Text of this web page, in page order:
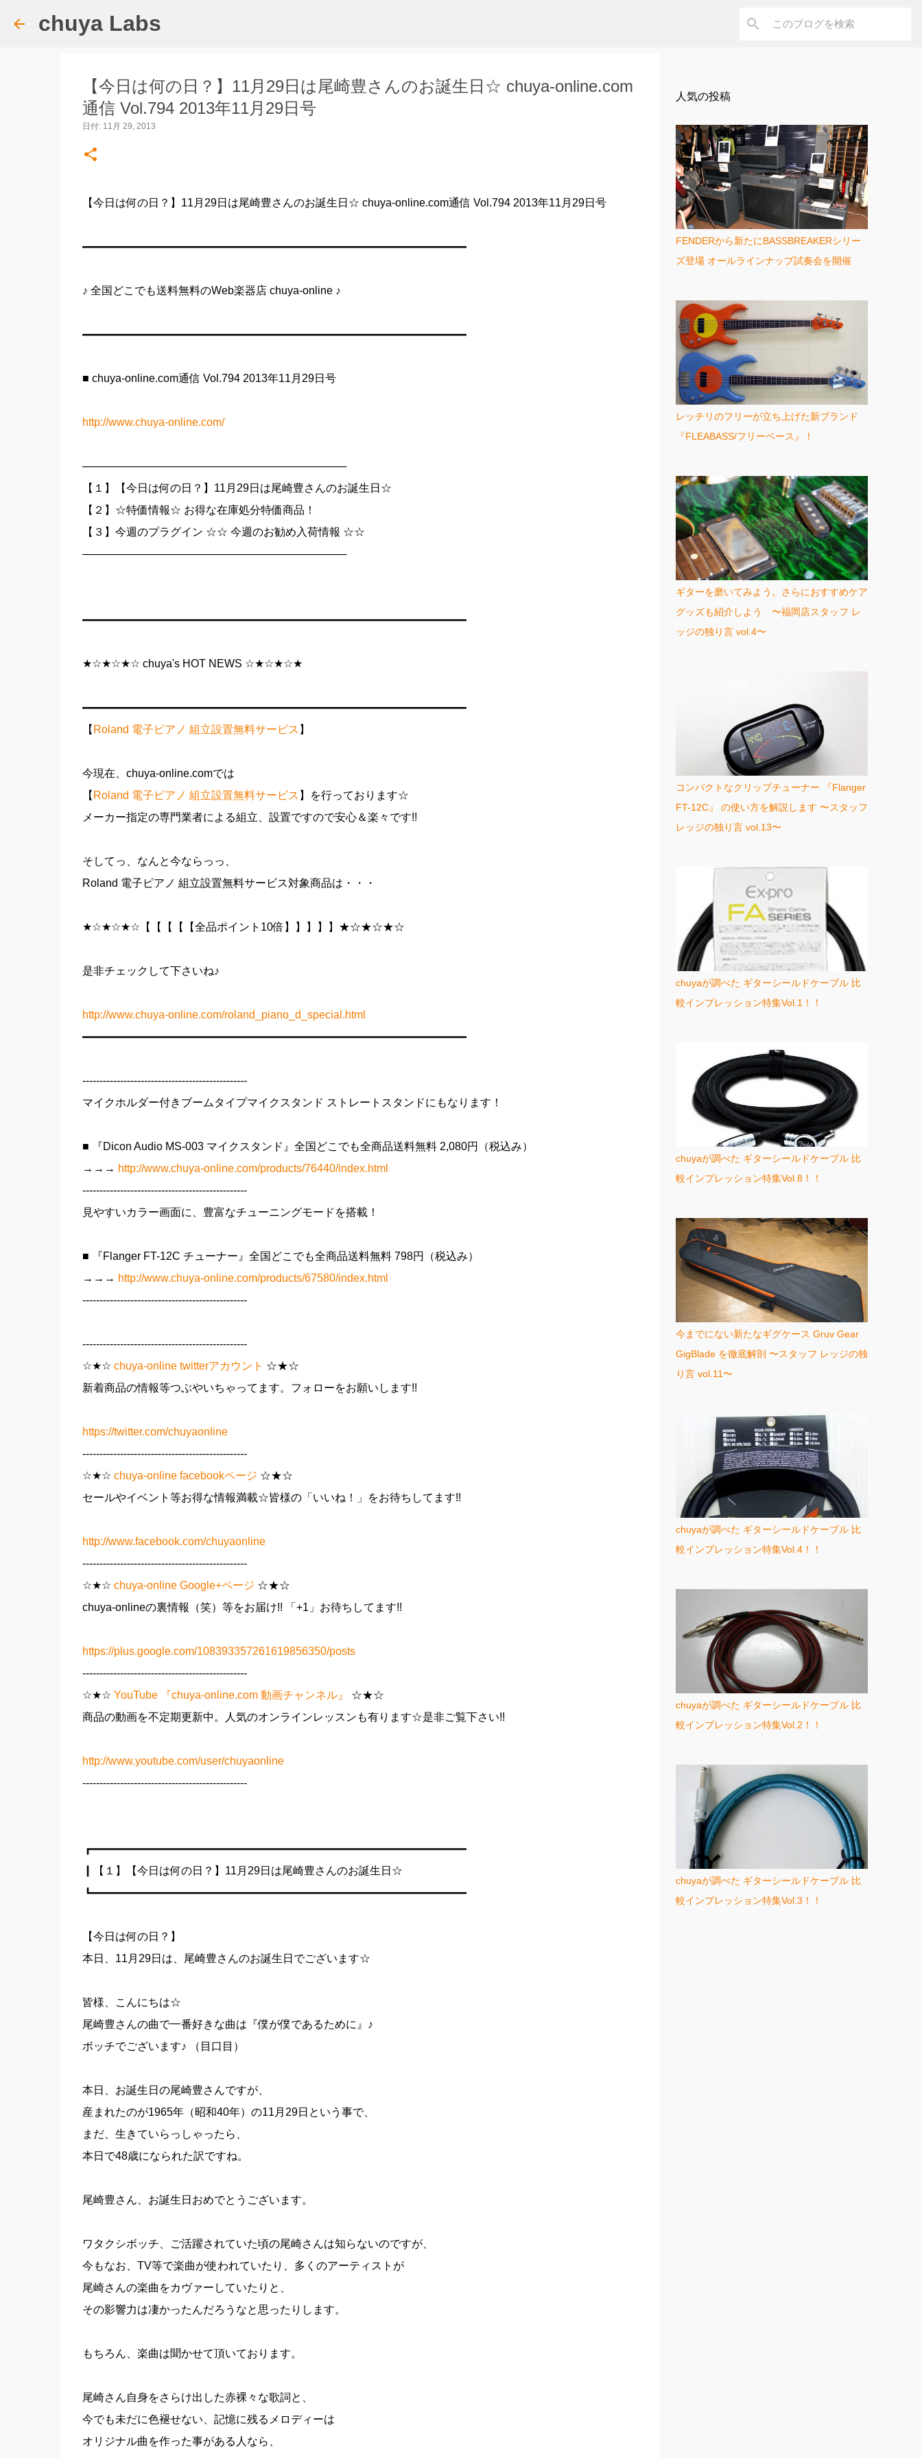
chuya Labs
【今日は何の日？】11月29日は尾崎豊さんのお誕生日☆ chuya-online.com
通信 Vol.794 2013年11月29日号
日付: 11月 29, 2013
【今日は何の日？】11月29日は尾崎豊さんのお誕生日☆ chuya-online.com通信 Vol.794 2013年11月29日号
━━━━━━━━━━━━━━━━━━━━━━━━━━━━━━━━━━━
♪ 全国どこでも送料無料のWeb楽器店 chuya-online ♪
━━━━━━━━━━━━━━━━━━━━━━━━━━━━━━━━━━━
■ chuya-online.com通信 Vol.794 2013年11月29日号
http://www.chuya-online.com/
───────────────────────────────────
【１】【今日は何の日？】11月29日は尾崎豊さんのお誕生日☆
【２】☆特価情報☆ お得な在庫処分特価商品！
【３】今週のプラグイン ☆☆ 今週のお勧め入荷情報 ☆☆
───────────────────────────────────
━━━━━━━━━━━━━━━━━━━━━━━━━━━━━━━━━━━
★☆★☆★☆ chuya's HOT NEWS ☆★☆★☆★
━━━━━━━━━━━━━━━━━━━━━━━━━━━━━━━━━━━
【 Roland 電子ピアノ 組立設置無料サービス 】
今現在、chuya-online.comでは
【 Roland 電子ピアノ 組立設置無料サービス 】を行っております☆
メーカー指定の専門業者による組立、設置ですので安心＆楽々です!!
そしてっ、なんと今ならっっ、
Roland 電子ピアノ 組立設置無料サービス対象商品は・・・
★☆★☆★☆【【【【【全品ポイント10倍】】】】】★☆★☆★☆
是非チェックして下さいね♪
http://www.chuya-online.com/roland_piano_d_special.html
━━━━━━━━━━━━━━━━━━━━━━━━━━━━━━━━━━━
------------------------------------------------
マイクホルダー付きブームタイプマイクスタンド ストレートスタンドにもなります！
■ 『Dicon Audio MS-003 マイクスタンド』全国どこでも全商品送料無料 2,080円（税込み）
→→→ http://www.chuya-online.com/products/76440/index.html
------------------------------------------------
見やすいカラー画面に、豊富なチューニングモードを搭載！
■ 『Flanger FT-12C チューナー』全国どこでも全商品送料無料 798円（税込み）
→→→ http://www.chuya-online.com/products/67580/index.html
------------------------------------------------
------------------------------------------------
☆★☆ chuya-online twitterアカウント ☆★☆
新着商品の情報等つぶやいちゃってます。フォローをお願いします!!
https://twitter.com/chuyaonline
------------------------------------------------
☆★☆ chuya-online facebookページ ☆★☆
セールやイベント等お得な情報満載☆皆様の「いいね！」をお待ちしてます!!
http://www.facebook.com/chuyaonline
------------------------------------------------
☆★☆ chuya-online Google+ページ ☆★☆
chuya-onlineの裏情報（笑）等をお届け!! 「+1」お待ちしてます!!
https://plus.google.com/108393357261619856350/posts
------------------------------------------------
☆★☆ YouTube 『chuya-online.com 動画チャンネル』
☆★☆
商品の動画を不定期更新中。人気のオンラインレッスンも有ります☆是非ご覧下さい!!
http://www.youtube.com/user/chuyaonline
------------------------------------------------
┏━━━━━━━━━━━━━━━━━━━━━━━━━━━━━━━━━━
┃【１】【今日は何の日？】11月29日は尾崎豊さんのお誕生日☆
┗━━━━━━━━━━━━━━━━━━━━━━━━━━━━━━━━━━
【今日は何の日？】
本日、11月29日は、尾崎豊さんのお誕生日でございます☆
皆様、こんにちは☆
尾崎豊さんの曲で一番好きな曲は『僕が僕であるために』♪
ボッチでございます♪ （目口目）
本日、お誕生日の尾崎豊さんですが、
産まれたのが1965年（昭和40年）の11月29日という事で、
まだ、生きていらっしゃったら、
本日で48歳になられた訳ですね。
尾崎豊さん、お誕生日おめでとうございます。
ワタクシボッチ、ご活躍されていた頃の尾崎さんは知らないのですが、
今もなお、TV等で楽曲が使われていたり、多くのアーティストが
尾崎さんの楽曲をカヴァーしていたりと、
その影響力は凄かったんだろうなと思ったりします。
もちろん、楽曲は聞かせて頂いております。
尾崎さん自身をさらけ出した赤裸々な歌詞と、
今でも未だに色褪せない、記憶に残るメロディーは
オリジナル曲を作った事がある人なら、
人気の投稿
FENDERから新たにBASSBREAKERシリー
ズ登場 オールラインナップ試奏会を開催
レッチリのフリーが立ち上げた新ブランド
『FLEABASS/フリーベース』！
ギターを磨いてみよう。さらにおすすめケア
グッズも紹介しよう 〜福岡店スタッフ レ
ッジの独り言 vol.4〜
コンパクトなクリップチューナー 『Flanger
FT-12C』 の使い方を解説します 〜スタッフ
レッジの独り言 vol.13〜
chuyaが調べた ギターシールドケーブル 比
較インプレッション特集Vol.1！！
chuyaが調べた ギターシールドケーブル 比
較インプレッション特集Vol.8！！
今までにない新たなギグケース Gruv Gear
GigBlade を徹底解剖 〜スタッフ レッジの独
り言 vol.11〜
chuyaが調べた ギターシールドケーブル 比
較インプレッション特集Vol.4！！
chuyaが調べた ギターシールドケーブル 比
較インプレッション特集Vol.2！！
chuyaが調べた ギターシールドケーブル 比
較インプレッション特集Vol.3！！